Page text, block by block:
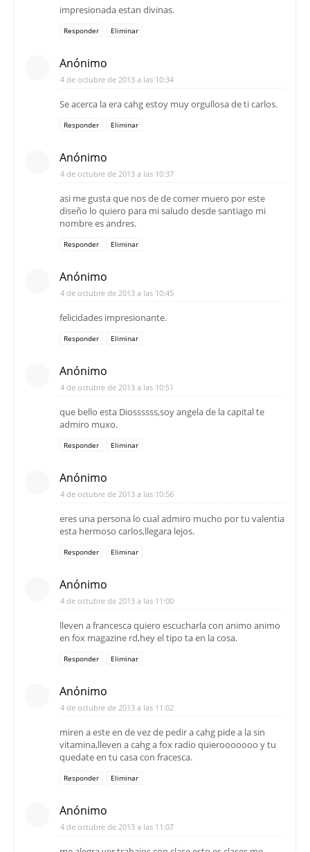
impresionada estan divinas.
Responder Eliminar
Anónimo
4 de octubre de 2013 a las 10:34
Se acerca la era cahg estoy muy orgullosa de ti carlos.
Responder Eliminar
Anónimo
4 de octubre de 2013 a las 10:37
asi me gusta que nos de de comer muero por este
diseño lo quiero para mi saludo desde santiago mi
nombre es andres.
Responder Eliminar
Anónimo
4 de octubre de 2013 a las 10:45
felicidades impresionante.
Responder Eliminar
Anónimo
4 de octubre de 2013 a las 10:51
que bello esta Diossssss,soy angela de la capital te
admiro muxo.
Responder Eliminar
Anónimo
4 de octubre de 2013 a las 10:56
eres una persona lo cual admiro mucho por tu valentia
esta hermoso carlos,llegara lejos.
Responder Eliminar
Anónimo
4 de octubre de 2013 a las 11:00
lleven a francesca quiero escucharla con animo animo
en fox magazine rd,hey el tipo ta en la cosa.
Responder Eliminar
Anónimo
4 de octubre de 2013 a las 11:02
miren a este en de vez de pedir a cahg pide a la sin
vitamina,lleven a cahg a fox radio quierooooooo y tu
quedate en tu casa con fracesca.
Responder Eliminar
Anónimo
4 de octubre de 2013 a las 11:07